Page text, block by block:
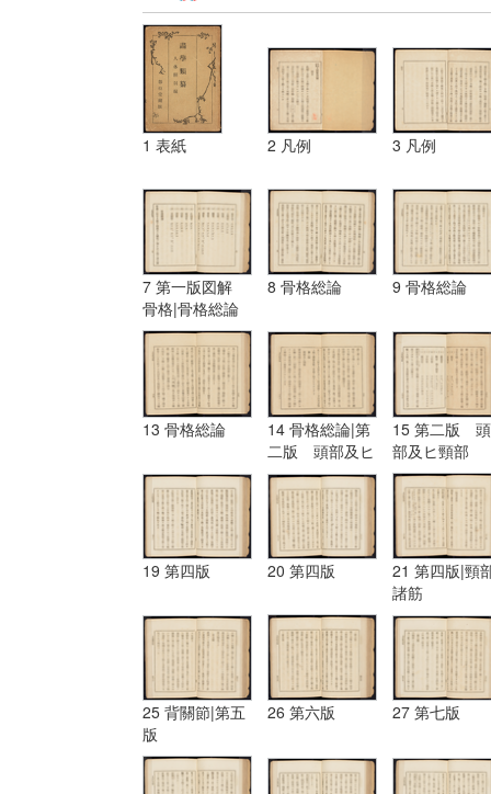
1 表紙 2 凡例 3 凡例
7 第一版図解
骨格|骨格総論
8 骨格総論 9 骨格総論
13 骨格総論
14 骨格総論|第
二版 頭部及ヒ
頸部
15 第二版 頭
部及ヒ頸部
19 第四版 20 第四版
21 第四版|頸
諸筋
25 背關節|第五
版
26 第六版 27 第七版